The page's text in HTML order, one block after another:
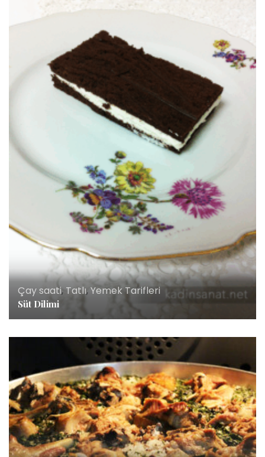
Çay saati, Tatlı,Yemek Tarifleri
Süt Dilimi